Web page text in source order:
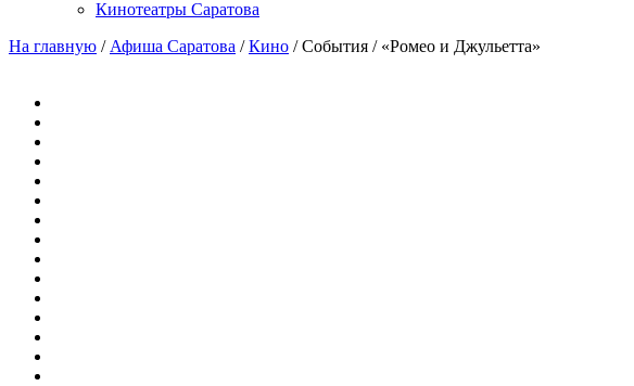
Кинотеатры Саратова
На главную / Афиша Саратова /Кино /События / «Ромео и Джульетта»